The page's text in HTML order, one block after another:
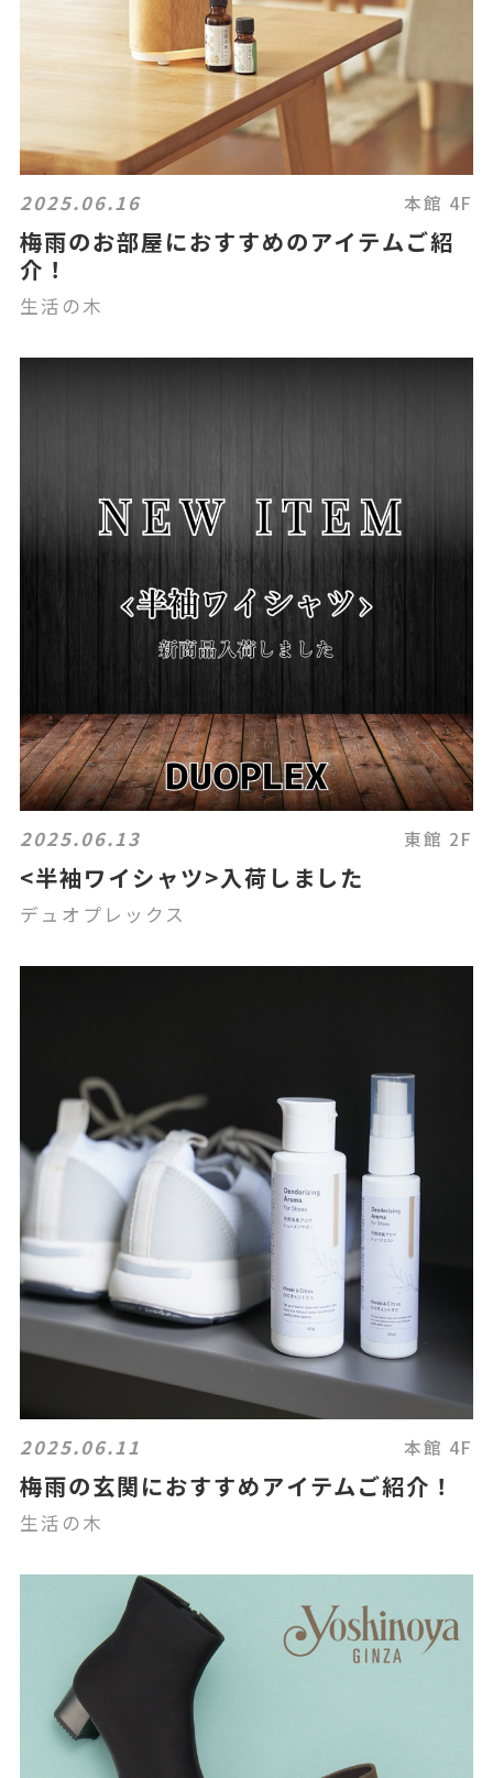
2025.06.16 本館 4F
梅雨のお部屋におすすめのアイテムご紹
介！
生活の木
2025.06.13 東館 2F
<半袖ワイシャツ>入荷しました
デュオプレックス
2025.06.11 本館 4F
梅雨の玄関におすすめアイテムご紹介！
生活の木